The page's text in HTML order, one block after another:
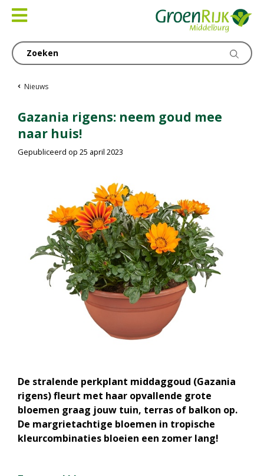
naar
Nieuws
Gazania rigens: neem goud mee
naar huis!
Gepubliceerd op 25 april 2023
De stralende perkplant middaggoud (Gazania
rigens) fleurt met haar opvallende grote
bloemen graag jouw tuin, terras of balkon op.
De margrietachtige bloemen in tropische
kleurcombinaties bloeien een zomer lang!